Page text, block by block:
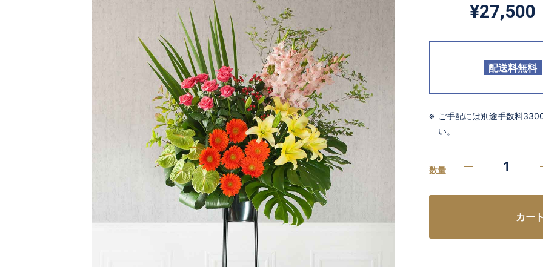
¥27,500
配送料無料
ご手配には別途手数料
い。
数量
カー